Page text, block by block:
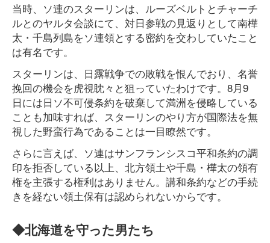
当時、ソ連のスターリンは、ルーズベルトとチャーチ
ルとのヤルタ会談にて、対日参戦の見返りとして南樺
太・千島列島をソ連領とする密約を交わしていたこと
は有名です。
スターリンは、日露戦争での敗戦を恨んでおり、名誉
挽回の機会を虎視眈々と狙っていたわけです。8月9
日には日ソ不可侵条約を破棄して満洲を侵略している
ことも加味すれば、スターリンのやり方が国際法を無
視した野蛮行為であることは一目瞭然です。
さらに言えば、ソ連はサンフランシスコ平和条約の調
印を拒否している以上、北方領土や千島・樺太の領有
権を主張する権利はありません。講和条約などの手続
きを経ない領土保有は認められないからです。
◆北海道を守った男たち